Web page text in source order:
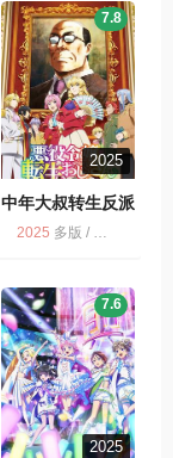
2025
中年大叔转生反派
千金
7.8
2025 多版 / 中年大叔转生反派千金 / 动画
2025
7.6